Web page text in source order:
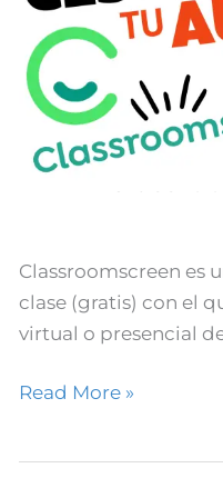
Gestiona
Classroomscreen es
clase (gratis) con el
virtual o presencial
Mejor
tu
Aula
con
Classroomscreen
Read More »